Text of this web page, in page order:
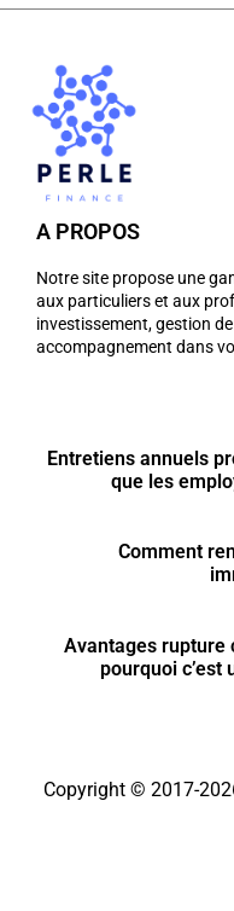
A PROPOS
Notre site propose une
aux particuliers et aux
investissement, gestion
accompagnement dans
Entretiens annuels
que les
Comment
Avantages rupture
pourquoi c’est
Copyright © 2017-